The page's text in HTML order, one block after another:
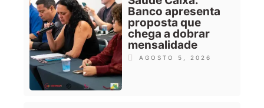
Banco apresenta
proposta que
chega a dobrar
mensalidade
AGOSTO 5, 2026